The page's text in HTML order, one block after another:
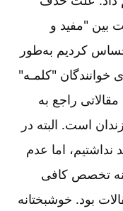
بین "مفید و
کردیم به‌طور
خوانندگان "کلمـه"
راجع به
است. البته در
اما عدم
تخصص کافی
بود. خوشبختانه